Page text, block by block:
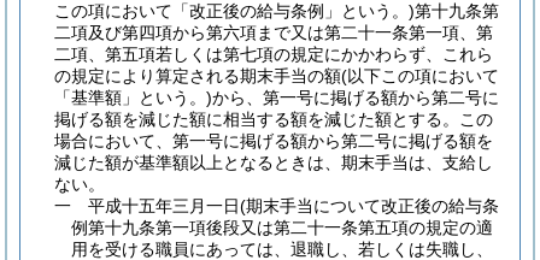
この項において「改正後の給与条例」という。)第十九条第
二項及び第四項から第六項まで又は第二十一条第一項、第
二項、第五項若しくは第七項の規定にかかわらず、これら
の規定により算定される期末手当の額(以下この項において
「基準額」という。)から、第一号に掲げる額から第二号に
掲げる額を減じた額に相当する額を減じた額とする。
この
場合において、第一号に掲げる額から第二号に掲げる額を
減じた額が基準額以上となるときは、期末手当は、支給し
ない。
一
平成十五年三月一日(期末手当について改正後の給与条
例第十九条第一項後段又は第二十一条第五項の規定の適
用を受ける職員にあっては、退職し、若しくは失職し、